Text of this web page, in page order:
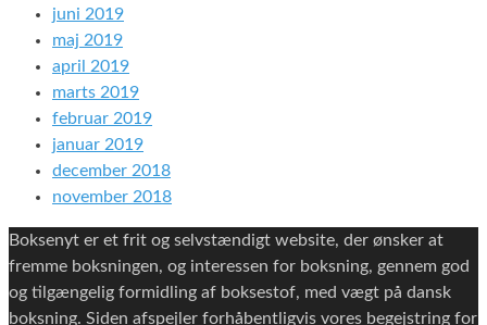
juni 2019
maj 2019
april 2019
marts 2019
februar 2019
januar 2019
december 2018
november 2018
Boksenyt er et frit og selvstændigt website, der ønsker at
fremme boksningen, og interessen for boksning, gennem god
og tilgængelig formidling af boksestof, med vægt på dansk
boksning. Siden afspejler forhåbentligvis vores begejstring for